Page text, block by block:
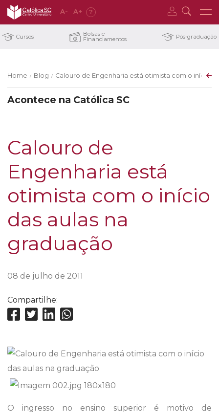
A- A+ ?
Cursos Bolsas e
Financiamentos Pós-graduação
Home / Blog / Calouro de Engenharia está otimista com o início
Acontece na Católica SC
Calouro de
Engenharia está
otimista com o início
das aulas na
graduação
08 de julho de 2011
Compartilhe:
O ingresso no ensino superior é motivo de